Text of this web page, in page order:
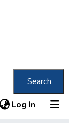
Search
Log In (current)